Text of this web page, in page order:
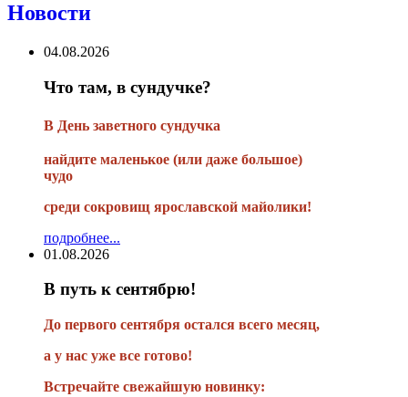
Новости
04.08.2026
Что там, в сундучке?
В День заветного сундучка
найдите маленькое (или даже большое)
чудо
среди сокровищ ярославской майолики!
подробнее...
01.08.2026
В путь к сентябрю!
До первого сентября остался всего месяц,
а у нас уже все готово!
Встречайте свежайшую новинку: